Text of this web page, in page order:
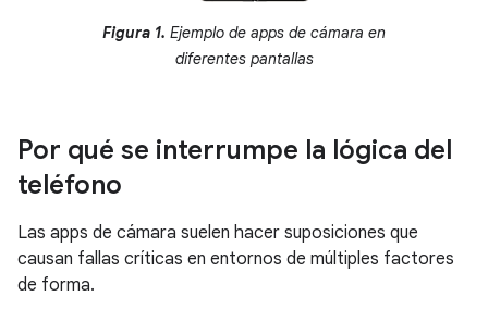
Figura 1. Ejemplo de apps de cámara en
diferentes pantallas
Por qué se interrumpe la lógica del
teléfono
Las apps de cámara suelen hacer suposiciones que
causan fallas críticas en entornos de múltiples factores
de forma.